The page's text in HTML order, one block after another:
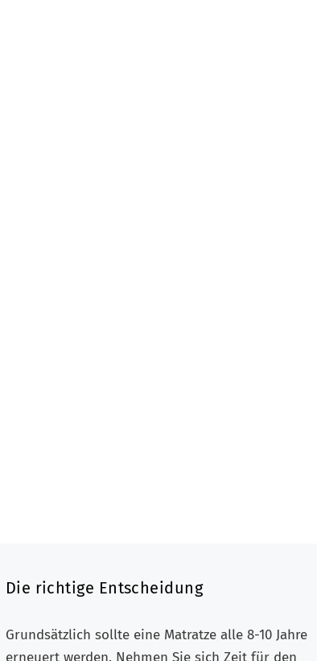
Die richtige Entscheidung
Grundsätzlich sollte eine Matratze alle 8-10 Jahre
erneuert werden. Nehmen Sie sich Zeit für den